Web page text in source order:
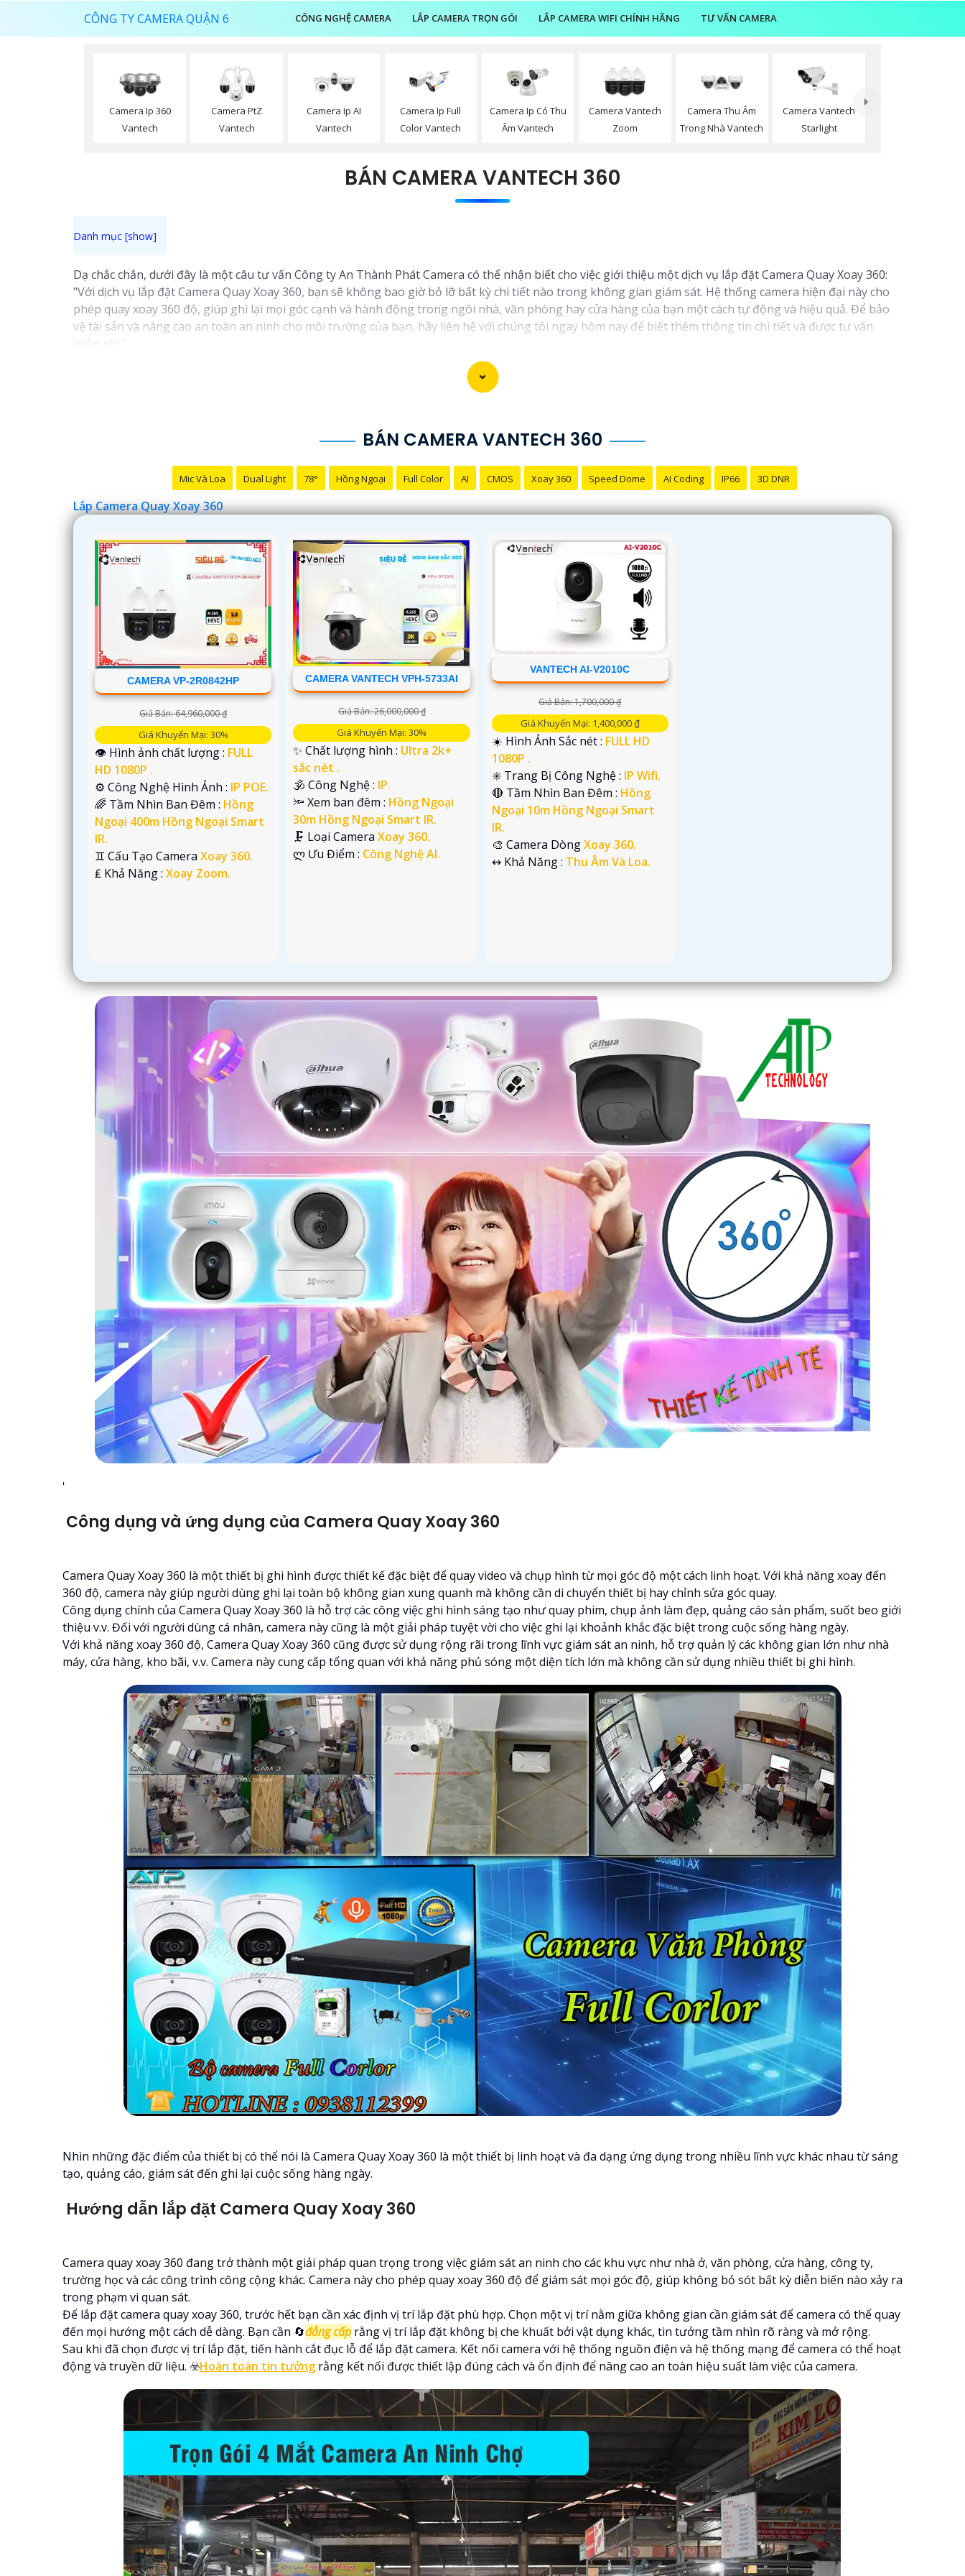
CÔNG TY CAMERA QUẬN 6 CÔNG NGHỆ CAMERA LẮP CAMERA TRỌN GÓI LẮP CAMERA WIFI CHÍNH HÃNG TƯ VẤN CAMERA
Camera Ip 360
Vantech
Camera PtZ
Vantech
Camera Ip AI
Vantech
Camera Ip Full
Color Vantech
Camera Ip Có Thu
Âm Vantech
Camera Vantech
Zoom
Camera Thu Âm
Trong Nhà Vantech
Camera Vantech
Starlight
BÁN CAMERA VANTECH 360
Dạ chắc chắn, dưới đây là một câu tư vấn Công ty An Thành Phát Camera có thể nhận biết cho việc giới thiệu một dịch vụ lắp đặt Camera Quay Xoay 360:
"Với dịch vụ lắp đặt Camera Quay Xoay 360, bạn sẽ không bao giờ bỏ lỡ bất kỳ chi tiết nào trong không gian giám sát. Hệ thống camera hiện đại này cho
phép quay xoay 360 độ, giúp ghi lại mọi góc cạnh và hành động trong ngôi nhà, văn phòng hay cửa hàng của bạn một cách tự động và hiệu quả. Để bảo
vệ tài sản và nâng cao an toàn an ninh cho môi trường của bạn, hãy liên hệ với chúng tôi ngay hôm nay để biết thêm thông tin chi tiết và được tư vấn
miễn phí."
Hy vọng câu này sẽ giúp bạn trong việc giới thiệu dịch vụ lắp đặt Camera Quay Xoay 360. Nếu bạn cần thêm sự hỗ trợ hoặc tư vấn khác, đừng ngần ngại
BÁN CAMERA VANTECH 360
Mic Và Loa Dual Light 78° Hồng Ngoại Full Color AI CMOS Xoay 360 Speed Dome AI Coding IP66 3D DNR
Lắp Camera Quay Xoay 360
CAMERA VP-2R0842HP
Giá Bán: 64,960,000 ₫
Giá Khuyến Mại: 30%
👁 Hình ảnh chất lượng : FULL
HD 1080P .
⚙ Công Nghệ Hình Ảnh : IP POE.
🌈 Tầm Nhìn Ban Đêm : Hồng
Ngoại 400m Hồng Ngoại Smart
IR.
♊ Cấu Tạo Camera Xoay 360.
️₤ Khả Năng : Xoay Zoom.
CAMERA VANTECH VPH-5733AI
Giá Bán: 26,000,000 ₫
Giá Khuyến Mại: 30%
✨ Chất lượng hình : Ultra 2k+
sắc nét .
🕉️ Công Nghệ : IP.
🔦 Xem ban đêm : Hồng Ngoại
30m Hồng Ngoại Smart IR.
🗜️ Loại CameraXoay 360.
️ლ Ưu Điểm : Công Nghệ AI.
VANTECH AI-V2010C
Giá Bán: 1,700,000 ₫
Giá Khuyến Mại: 1,400,000 ₫
☀️ Hình Ảnh Sắc nét : FULL HD
1080P .
✳️ Trang Bị Công Nghệ : IP Wifi.
🔴 Tầm Nhìn Ban Đêm : Hồng
Ngoại 10m Hồng Ngoại Smart
IR.
🎨 Camera DòngXoay 360.
️↭ Khả Năng : Thu Âm Và Loa.
'
Công dụng và ứng dụng của Camera Quay Xoay 360
Camera Quay Xoay 360 là một thiết bị ghi hình được thiết kế đặc biệt để quay video và chụp hình từ mọi góc độ một cách linh hoạt. Với khả năng xoay đến
360 độ, camera này giúp người dùng ghi lại toàn bộ không gian xung quanh mà không cần di chuyển thiết bị hay chỉnh sửa góc quay.
Công dụng chính của Camera Quay Xoay 360 là hỗ trợ các công việc ghi hình sáng tạo như quay phim, chụp ảnh làm đẹp, quảng cáo sản phẩm, suốt beo giới
thiệu v.v. Đối với người dùng cá nhân, camera này cũng là một giải pháp tuyệt vời cho việc ghi lại khoảnh khắc đặc biệt trong cuộc sống hàng ngày.
Với khả năng xoay 360 độ, Camera Quay Xoay 360 cũng được sử dụng rộng rãi trong lĩnh vực giám sát an ninh, hỗ trợ quản lý các không gian lớn như nhà
máy, cửa hàng, kho bãi, v.v. Camera này cung cấp tổng quan với khả năng phủ sóng một diện tích lớn mà không cần sử dụng nhiều thiết bị ghi hình.
Nhìn những đặc điểm của thiết bị có thể nói là Camera Quay Xoay 360 là một thiết bị linh hoạt và đa dạng ứng dụng trong nhiều lĩnh vực khác nhau từ sáng
tạo, quảng cáo, giám sát đến ghi lại cuộc sống hàng ngày.
Hướng dẫn lắp đặt Camera Quay Xoay 360
Camera quay xoay 360 đang trở thành một giải pháp quan trọng trong việc giám sát an ninh cho các khu vực như nhà ở, văn phòng, cửa hàng, công ty,
trường học và các công trình công cộng khác. Camera này cho phép quay xoay 360 độ để giám sát mọi góc độ, giúp không bỏ sót bất kỳ diễn biến nào xảy ra
trong phạm vi quan sát.
Để lắp đặt camera quay xoay 360, trước hết bạn cần xác định vị trí lắp đặt phù hợp. Chọn một vị trí nằm giữa không gian cần giám sát để camera có thể quay
đến mọi hướng một cách dễ dàng. Bạn cần 🔄đẳng cấp rằng vị trí lắp đặt không bị che khuất bởi vật dụng khác, tin tưởng tầm nhìn rõ ràng và mở rộng.
Sau khi đã chọn được vị trí lắp đặt, tiến hành cắt đục lỗ để lắp đặt camera. Kết nối camera với hệ thống nguồn điện và hệ thống mạng để camera có thể hoạt
động và truyền dữ liệu. ☣️Hoàn toàn tin tưởng rằng kết nối được thiết lập đúng cách và ổn định để nâng cao an toàn hiệu suất làm việc của camera.